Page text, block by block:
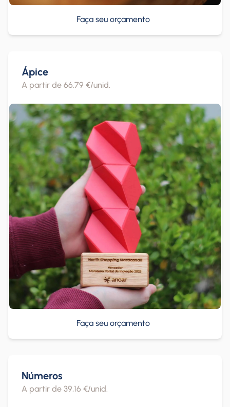
Faça seu orçamento
Ápice
A partir de 66,79 €/unid.
Faça seu orçamento
Números
A partir de 39,16 €/unid.